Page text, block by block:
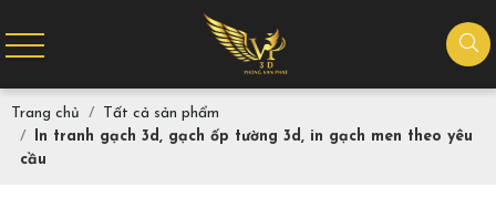
Trang chủ
Tất cả sản phẩm
In tranh gạch 3d, gạch ốp tường 3d, in gạch men theo yêu
cầu